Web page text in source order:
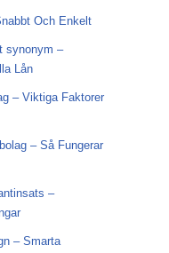
Och Enkelt
synonym –
Lån
– Viktiga Faktorer
– Så Fungerar
–
– Smarta